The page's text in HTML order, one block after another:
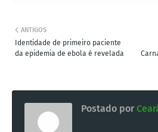
ANTIGOS
Identidade de primeiro paciente
da epidemia de ebola é revelada
Postado por